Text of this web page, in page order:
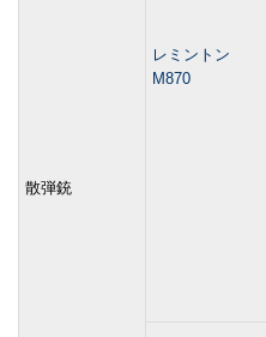
散弾銃
レミントン
M870